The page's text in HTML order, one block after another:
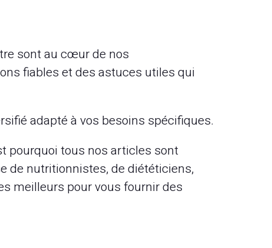
sont au cœur de nos
fiables et des astuces utiles qui
adapté à vos besoins spécifiques.
pourquoi tous nos articles sont
de nutritionnistes, de diététiciens,
meilleurs pour vous fournir des